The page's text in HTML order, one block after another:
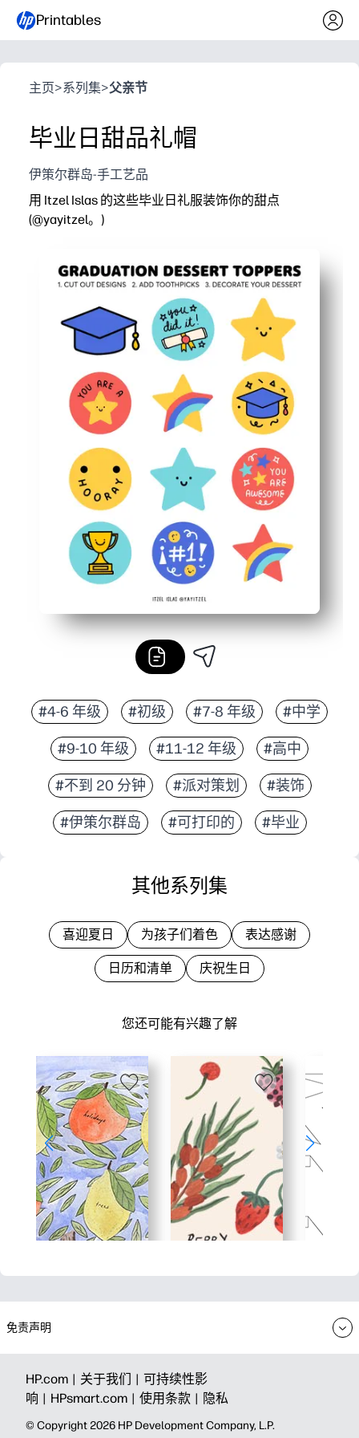
Printables
主页>系列集>父亲节
毕业日甜品礼帽
伊策尔群岛-手工艺品
用 Itzel Islas 的这些毕业日礼服装饰你的甜点
(@yayitzel。)
让您的纸杯蛋糕、饼干和零食板立刻焕然一新。
适合孩子的无屏幕手工艺品-您的学生可以为课堂或家
专为贴在卡片纸上而设计-结实耐用、可拍照的礼帽，
#4-6 年级 #初级 #7-8 年级 #中学
#9-10 年级 #11-12 年级 #高中
#不到 20 分钟 #派对策划 #装饰
#伊策尔群岛 #可打印的 #毕业
您还可能有兴趣了解
其他系列集
喜迎夏日 为孩子们着色 表达感谢
日历和清单 庆祝生日
免责声明
HP.com | 关于我们 | 可持续性影
响 | HPsmart.com | 使用条款 | 隐私
© Copyright 2026 HP Development Company, L.P.